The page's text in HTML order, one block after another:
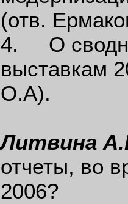
(отв.
4. О
выставкам
О.А).
Литвина
отчеты, во
2006?